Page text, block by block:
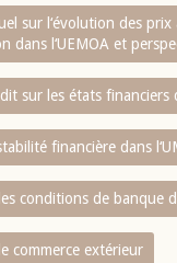
sur l‘évolution des prix
dans l‘UEMOA et
sur les états financiers
financière dans
conditions de banque
commerce extérieur